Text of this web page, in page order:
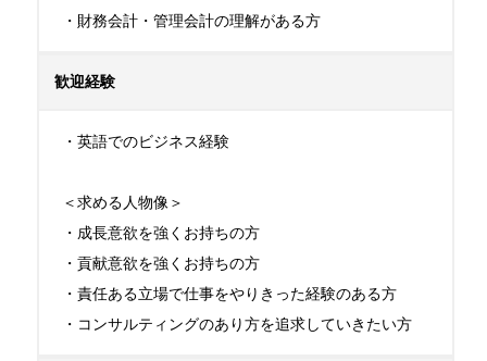
・財務会計・管理会計の理解がある方
歓迎経験
・英語でのビジネス経験
＜求める人物像＞
・成長意欲を強くお持ちの方
・貢献意欲を強くお持ちの方
・責任ある立場で仕事をやりきった経験のある方
・コンサルティングのあり方を追求していきたい方